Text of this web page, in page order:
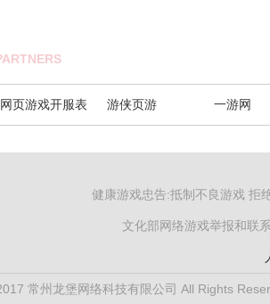
网页游戏开服表 游侠页游 一游网
健康游戏忠告:抵制不良游戏 拒
文化部网络游戏举报和联
常州龙堡网络科技有限公司 All Rights